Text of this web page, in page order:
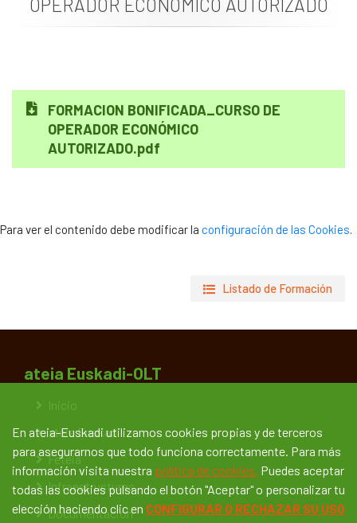
OPERADOR ECONÓMICO AUTORIZADO
FORMACION BONIFICADA_CURSO DE
OPERADOR ECONÓMICO
AUTORIZADO.pdf
Para ver el contenido debe modificar la configuración de las Cookies.
Listado de Formación
ateia Euskadi-OLT
Inicio
ateia Euskadi
Feteia
Infraestructuras
Documentación
En ateia-Euskadi utilizamos cookies propias y de terceros
para asegurarnos que todo funciona correctamente. Para más
información visita nuestra política de cookies. Puedes aceptar
todas las cookies pulsando el botón "Aceptar" o personalizar tu
elección haciendo clic en CONFIGURAR O RECHAZAR SU USO